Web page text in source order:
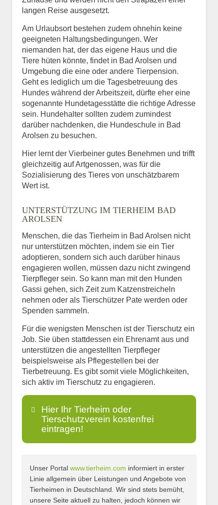
langen Reise ausgesetzt.
Am Urlaubsort bestehen zudem ohnehin keine
geeigneten Haltungsbedingungen. Wer
niemanden hat, der das eigene Haus und die
Tiere hüten könnte, findet in Bad Arolsen und
Umgebung die eine oder andere Tierpension.
Geht es lediglich um die Tagesbetreuung des
Hundes während der Arbeitszeit, dürfte eher eine
sogenannte Hundetagesstätte die richtige Adresse
sein. Hundehalter sollten zudem zumindest
darüber nachdenken, die Hundeschule in Bad
Arolsen zu besuchen.
Hier lernt der Vierbeiner gutes Benehmen und trifft
gleichzeitig auf Artgenossen, was für die
Sozialisierung des Tieres von unschätzbarem
Wert ist.
UNTERSTÜTZUNG IM TIERHEIM BAD
AROLSEN
Menschen, die das Tierheim in Bad Arolsen nicht
nur unterstützen möchten, indem sie ein Tier
adoptieren, sondern sich auch darüber hinaus
engagieren wollen, müssen dazu nicht zwingend
Tierpfleger sein. So kann man mit den Hunden
Gassi gehen, sich Zeit zum Katzenstreicheln
nehmen oder als Tierschützer Pate werden oder
Spenden sammeln.
Für die wenigsten Menschen ist der Tierschutz ein
Job. Sie üben stattdessen ein Ehrenamt aus und
unterstützen die angestellten Tierpfleger
beispielsweise als Pflegestellen bei der
Tierbetreuung. Es gibt somit viele Möglichkeiten,
sich aktiv im Tierschutz zu engagieren.
Hier Ihr Tierheim oder
Tierschutzverein kostenfrei
eintragen!
Name*
Unser Portal www.tierheim.com informiert in erster
Linie allgemein über Leistungen und Angebote von
Tierheimen in Deutschland. Wir sind stets bemüht,
unsere Seite aktuell zu halten, jedoch können wir